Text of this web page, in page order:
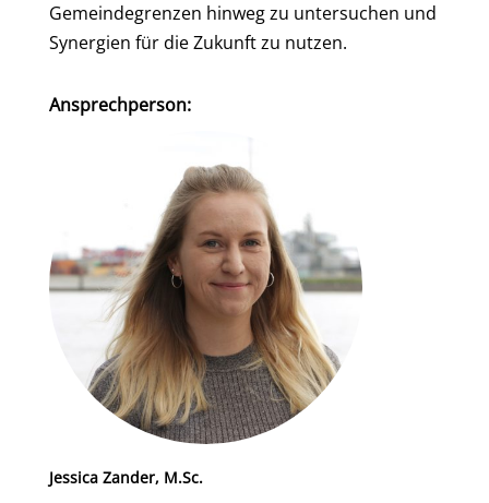
Gemeindegrenzen hinweg zu untersuchen und
Synergien für die Zukunft zu nutzen.
Ansprechperson:
Jessica Zander, M.Sc.